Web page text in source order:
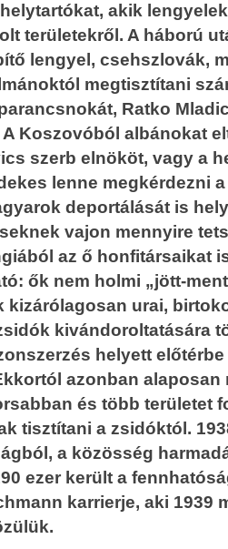
akik
területekről. A háború
lengyel, csehszlovák,
megtisztítani
Ratko
Koszovóból albánokat
szerb elnököt, vagy a
lenne megkérdezni
deportálását is
vajon mennyire
az ő honfitársaikat
ők nem holmi „jött-
kizárólagosan urai,
kivándoroltatására
helyett
azonban alaposan
és több területet
tisztítani a zsidóktól.
a közösség
ezer került a
karrierje, aki 1939